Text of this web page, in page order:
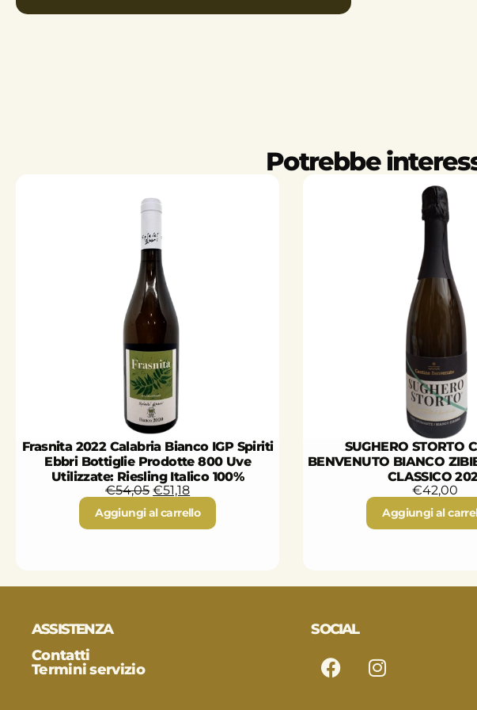
Potrebbe
Frasnita 2022 Calabria Bianco IGP Spiriti
Ebbri Bottiglie Prodotte 800 Uve
Utilizzate: Riesling Italico 100%
€54,05 €51,18
Aggiungi al carrello
SUGHERO STORTO
BENVENUTO BIANCO
CLASSICO
€42,00
Aggiungi al
ASSISTENZA
Contatti
Termini servizio
SOCIAL